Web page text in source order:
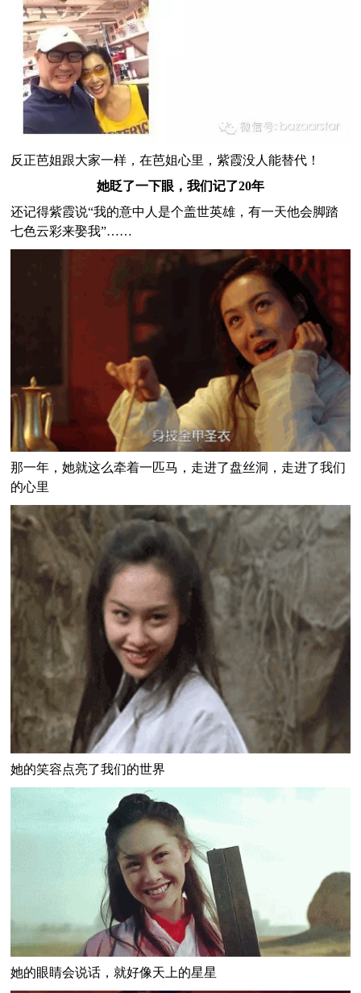
反正芭姐跟大家一样，在芭姐心里，紫霞没人能替代！
她眨了一下眼，我们记了20年
还记得紫霞说“我的意中人是个盖世英雄，有一天他会脚踏
七色云彩来娶我”……
那一年，她就这么牵着一匹马，走进了盘丝洞，走进了我们
的心里
她的笑容点亮了我们的世界
她的眼睛会说话，就好像天上的星星